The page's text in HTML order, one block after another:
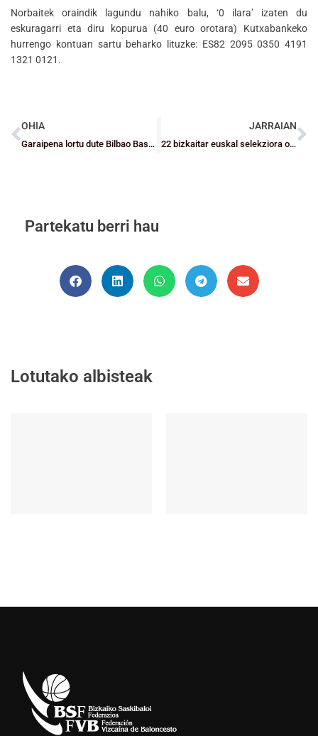
Norbaitek oraindik lagundu nahiko balu, ‘0 ilara’ izaten du
eskuragarri eta diru kopurua (40 euro orotara) Kutxabankeko
hurrengo kontuan sartu beharko lituzke: ES82 2095 0350 4191
1321 0121.
OHIA
Garaipena lortu dute Bilbao Basket, GDKO Ibaizabal eta Santurtzik, porrota Bidaideak eta Zornotzarentzat
JARRAIAN
22 bizkaitar euskal selekziora oraingoz
Partekatu berri hau
Lotutako albisteak